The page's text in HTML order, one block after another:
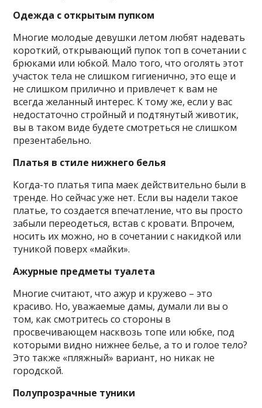
Одежда с открытым пупком
Многие молодые девушки летом любят надевать
короткий, открывающий пупок топ в сочетании с
брюками или юбкой. Мало того, что оголять этот
участок тела не слишком гигиенично, это еще и
не слишком прилично и привлечет к вам не
всегда желанный интерес. К тому же, если у вас
недостаточно стройный и подтянутый животик,
вы в таком виде будете смотреться не слишком
презентабельно.
Платья в стиле нижнего белья
Когда-то платья типа маек действительно были в
тренде. Но сейчас уже нет. Если вы надели такое
платье, то создается впечатление, что вы просто
забыли переодеться, встав с кровати. Впрочем,
носить их можно, но в сочетании с накидкой или
туникой поверх «майки».
Ажурные предметы туалета
Многие считают, что ажур и кружево – это
красиво. Но, уважаемые дамы, думали ли вы о
том, как смотритесь со стороны в
просвечивающем насквозь топе или юбке, под
которыми видно нижнее белье, а то и голое тело?
Это также «пляжный» вариант, но никак не
городской.
Полупрозрачные туники